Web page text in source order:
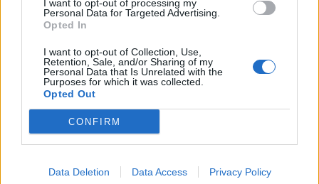
I want to opt-out of processing my
Personal Data for Targeted Advertising.
Opted In
I want to opt-out of Collection, Use,
Retention, Sale, and/or Sharing of my
Personal Data that Is Unrelated with the
Purposes for which it was collected.
Opted Out
CONFIRM
Data Deletion Data Access Privacy Policy
5. avgust 2026
Zavod za kulturo, šport, turizem in
mlade Šoštanj vabi na voden ogled
Mornove zijalke